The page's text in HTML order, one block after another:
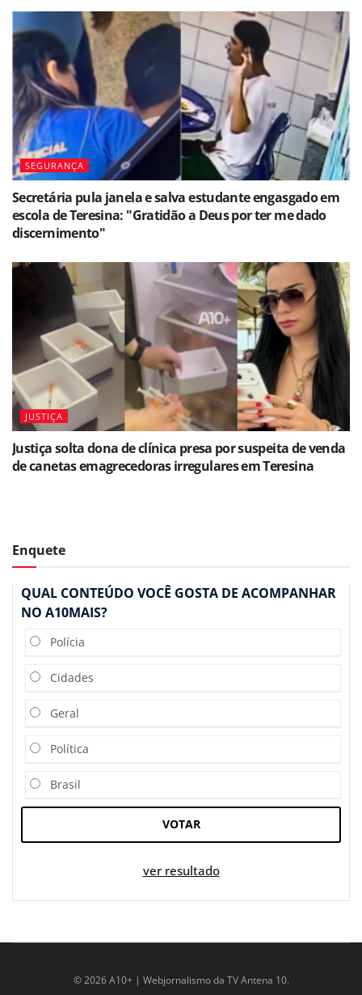
SEGURANÇA
Secretária pula janela e salva estudante engasgado em
escola de Teresina: "Gratidão a Deus por ter me dado
discernimento"
JUSTIÇA
Justiça solta dona de clínica presa por suspeita de venda
de canetas emagrecedoras irregulares em Teresina
Enquete
QUAL CONTEÚDO VOCÊ GOSTA DE ACOMPANHAR
NO A10MAIS?
Polícia
Cidades
Geral
Política
Brasil
VOTAR
ver resultado
© 2026 A10+ | Webjornalismo da TV Antena 10.